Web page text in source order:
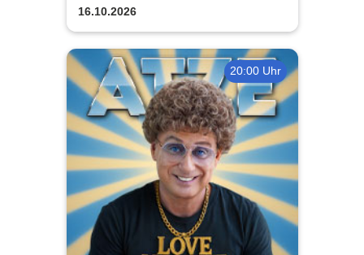
Eine Hommage
16.10.2026
20:00 Uhr